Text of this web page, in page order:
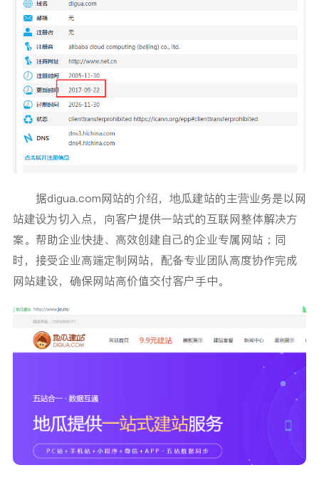
据digua.com网站的介绍，地瓜建站的主营业务是以网
站建设为切入点，向客户提供一站式的互联网整体解决方
案。帮助企业快捷、高效创建自己的企业专属网站；同
时，接受企业高端定制网站，配备专业团队高度协作完成
网站建设，确保网站高价值交付客户手中。